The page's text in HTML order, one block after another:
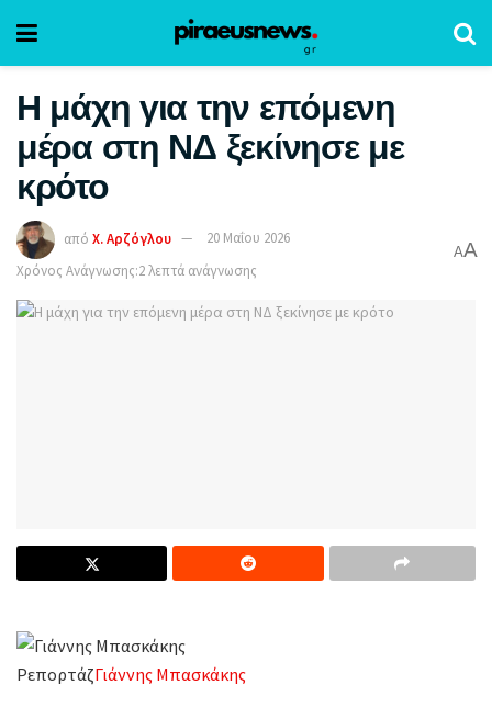
Η μάχη για την επόμενη
μέρα στη ΝΔ ξεκίνησε με
κρότο
από Χ. Αρζόγλου
20 Μαΐου 2026
Χρόνος Ανάγνωσης:2 λεπτά ανάγνωσης
AA
ΡεπορτάζΓιάννης Μπασκάκης